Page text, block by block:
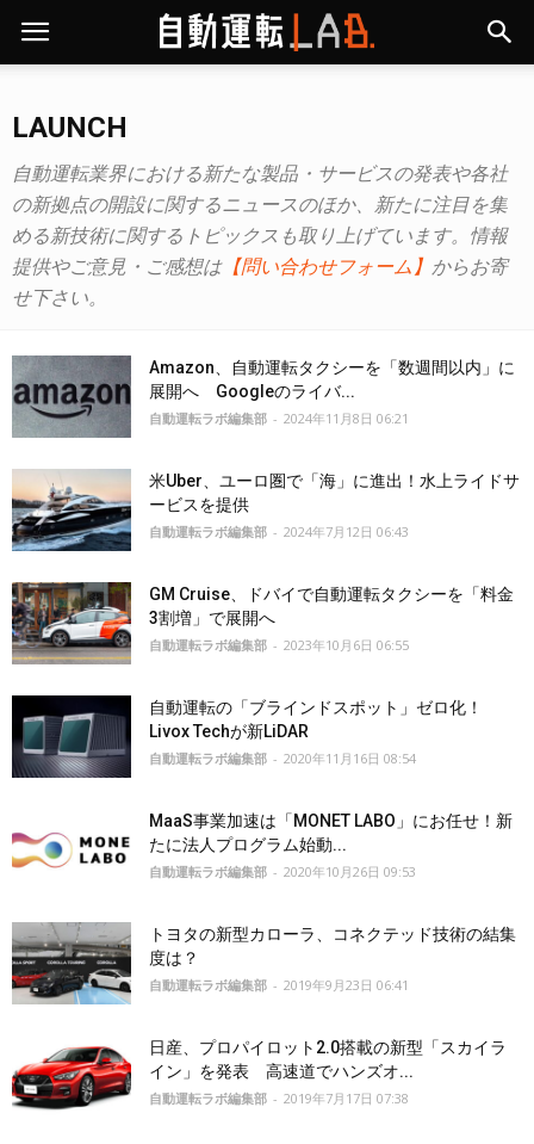
LAUNCH
自動運転業界における新たな製品・サービスの発表や各社
の新拠点の開設に関するニュースのほか、新たに注目を集
める新技術に関するトピックスも取り上げています。情報
提供やご意見・ご感想は【問い合わせフォーム】 からお寄
せ下さい。
Amazon、自動運転タクシーを「数週間以内」に
展開へ Googleのライバ...
自動運転ラボ編集部 - 2024年11月8日 06:21
米Uber、ユーロ圏で「海」に進出！水上ライドサ
ービスを提供
自動運転ラボ編集部 - 2024年7月12日 06:43
GM Cruise、ドバイで自動運転タクシーを「料金
3割増」で展開へ
自動運転ラボ編集部 - 2023年10月6日 06:55
自動運転の「ブラインドスポット」ゼロ化！
Livox Techが新LiDAR
自動運転ラボ編集部 - 2020年11月16日 08:54
MaaS事業加速は「MONET LABO」にお任せ！新
たに法人プログラム始動...
自動運転ラボ編集部 - 2020年10月26日 09:53
トヨタの新型カローラ、コネクテッド技術の結集
度は？
自動運転ラボ編集部 - 2019年9月23日 06:41
日産、プロパイロット2.0搭載の新型「スカイラ
イン」を発表 高速道でハンズオ...
自動運転ラボ編集部 - 2019年7月17日 07:38